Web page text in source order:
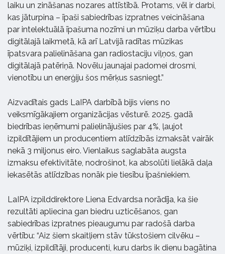
laiku un zināšanas nozares attīstībā. Protams, vēl ir darbi,
kas jāturpina – īpaši sabiedrības izpratnes veicināšana
par intelektuālā īpašuma nozīmi un mūziķu darba vērtību
digitālajā laikmetā, kā arī Latvijā radītas mūzikas
īpatsvara palielināšana gan radiostaciju viļņos, gan
digitālajā patēriņā. Novēlu jaunajai padomei drosmi,
vienotību un enerģiju šos mērķus sasniegt.”
Aizvadītais gads LaIPA darbībā bijis viens no
veiksmīgākajiem organizācijas vēsturē. 2025. gadā
biedrības ieņēmumi palielinājušies par 4%, ļaujot
izpildītājiem un producentiem atlīdzībās izmaksāt vairāk
nekā 3 miljonus eiro. Vienlaikus saglabāta augsta
izmaksu efektivitāte, nodrošinot, ka absolūti lielākā daļa
iekasētās atlīdzības nonāk pie tiesību īpašniekiem.
LaIPA izpilddirektore Liena Edvardsa norādīja, ka šie
rezultāti apliecina gan biedru uzticēšanos, gan
sabiedrības izpratnes pieaugumu par radošā darba
vērtību: “Aiz šiem skaitļiem stāv tūkstošiem cilvēku –
mūziķi, izpildītāji, producenti, kuru darbs ik dienu bagātina